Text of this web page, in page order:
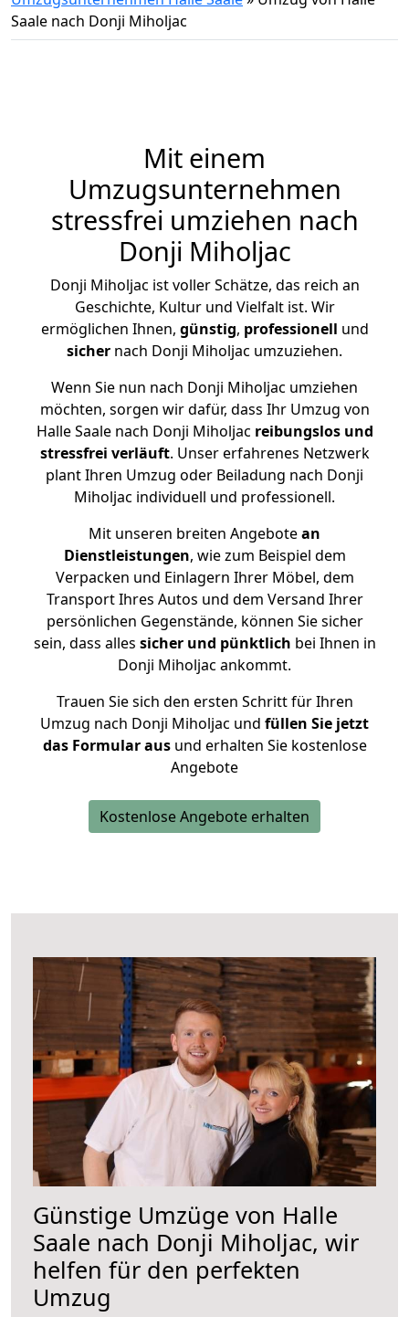
Saale nach Donji Miholjac
Mit einem
Umzugsunternehmen
stressfrei umziehen nach
Donji Miholjac
Donji Miholjac ist voller Schätze, das reich an
Geschichte, Kultur und Vielfalt ist. Wir
ermöglichen Ihnen, günstig, professionell und
sicher nach Donji Miholjac umzuziehen.
Wenn Sie nun nach Donji Miholjac umziehen
möchten, sorgen wir dafür, dass Ihr Umzug von
Halle Saale nach Donji Miholjac reibungslos und
stressfrei verläuft. Unser erfahrenes Netzwerk
plant Ihren Umzug oder Beiladung nach Donji
Miholjac individuell und professionell.
Mit unseren breiten Angebotean
Dienstleistungen, wie zum Beispiel dem
Verpacken und Einlagern Ihrer Möbel, dem
Transport Ihres Autos und dem Versand Ihrer
persönlichen Gegenstände, können Sie sicher
sein, dass alles sicher und pünktlich bei Ihnen in
Donji Miholjac ankommt.
Trauen Sie sich den ersten Schritt für Ihren
Umzug nach Donji Miholjac und füllen Sie jetzt
das Formular ausund erhalten Sie kostenlose
Angebote
Kostenlose Angebote erhalten
Günstige Umzüge von Halle
Saale nach Donji Miholjac, wir
helfen für den perfekten
Umzug